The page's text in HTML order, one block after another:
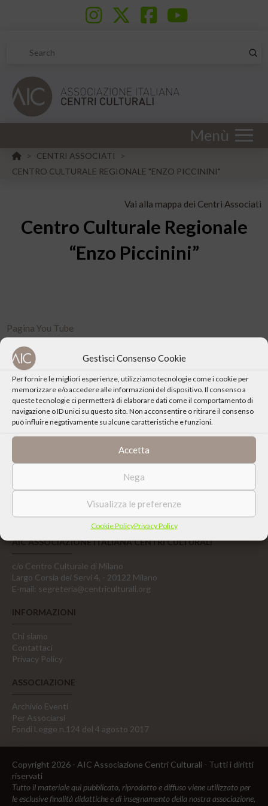
Gestisci Consenso Cookie
Per fornire le migliori esperienze, utilizziamo tecnologie come i cookie per
memorizzare e/o accedere alle informazioni del dispositivo. Il consenso a
queste tecnologie ci permetterà di elaborare dati come il comportamento di
navigazione o ID unici su questo sito. Non acconsentire o ritirare il consenso
può influire negativamente su alcune caratteristiche e funzioni.
Accetta
Nega
Visualizza le preferenze
Cookie PolicyPrivacy Policy
Search
Menù
HOME
> CENTRI ASSOCIATI
>
CENTRO CULTURALE REGIONALE "ENZO PICCININI"
Vai alla mappa dei Centri Associati
Centro Culturale Regionale
“Enzo Piccinini”
Pagina You Tube
Pagina Facebook
EVENTI
DIC. 01, 2021
Udine: Quale lavoro per quale
AIC ASSOCIAZIONE ITALIANA CENTRI CULTURALI
c/o Centro Culturale di Milano
Largo Corsia dei Servi 4, - 20122 Milano
E-mail: segreteria@centriculturali.org
INFORMAZIONI
Chi siamo
Contattaci
Privacy Policy
ASSOCIAZIONE
Archivio Eventi
Per Associarsi
Fondi Legge n.124 del 4 agosto 2017
Copyright 2026 - AIC Associazione Centri Culturali - Tutti i diritti
riservati
Tutto il materiale qui pubblicato, riprodotto e diffuso viene utilizzato per
le esclusive finalità didattiche e di insegnamento della nostra associazione,